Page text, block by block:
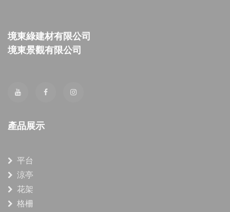
境東綠建材有限公司
境東景觀有限公司
產品展示
平台
涼亭
花架
格柵